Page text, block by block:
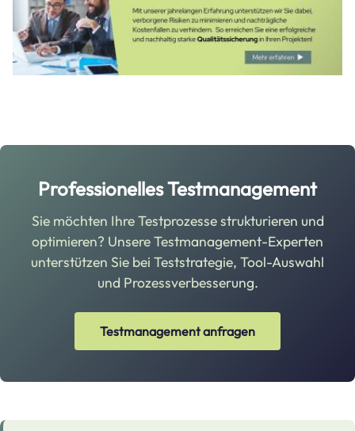
Professionelles Testmanagement
Sie möchten Ihre Testprozesse strukturieren und
optimieren? Unsere Testmanagement-Experten
unterstützen Sie bei Teststrategie, Tool-Auswahl
und Prozessverbesserung.
Testmanagement anfragen